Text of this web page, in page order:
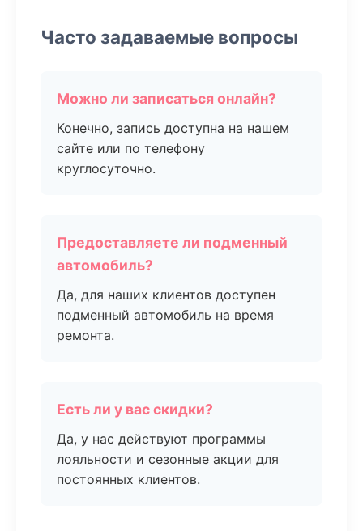
Часто задаваемые вопросы
Можно ли записаться онлайн?
Конечно, запись доступна на нашем
сайте или по телефону
круглосуточно.
Предоставляете ли подменный
автомобиль?
Да, для наших клиентов доступен
подменный автомобиль на время
ремонта.
Есть ли у вас скидки?
Да, у нас действуют программы
лояльности и сезонные акции для
постоянных клиентов.